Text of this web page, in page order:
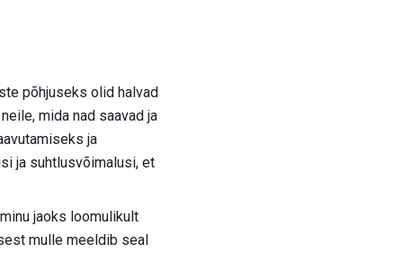
põhjuseks olid halvad
mida nad saavad ja
ja
ja suhtlusvõimalusi, et
jaoks loomulikult
mulle meeldib seal